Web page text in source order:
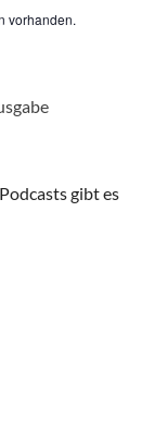
vorhanden.
gibt es